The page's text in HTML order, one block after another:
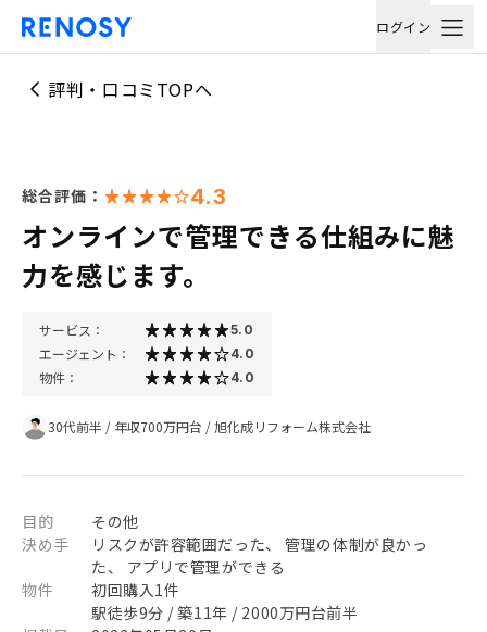
ログイン
評判・口コミTOPへ
総合評価： 4.3
オンラインで管理できる仕組みに魅
力を感じます。
サービス： 5.0
エージェント： 4.0
物件： 4.0
30代前半 / 年収700万円台 /旭化成リフォーム株式会社
目的
その他
決め手
リスクが許容範囲だった、 管理の体制が良かっ
た、 アプリで管理ができる
物件
初回購入1件
駅徒歩9分 / 築11年 / 2000万円台前半